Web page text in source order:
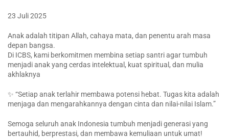
23 Juli 2025
Anak adalah titipan Allah, cahaya mata, dan penentu arah masa
depan bangsa.
Di ICBS, kami berkomitmen membina setiap santri agar tumbuh
menjadi anak yang cerdas intelektual, kuat spiritual, dan mulia
akhlaknya
✨ “Setiap anak terlahir membawa potensi hebat. Tugas kita adalah
menjaga dan mengarahkannya dengan cinta dan nilai-nilai Islam.”
Semoga seluruh anak Indonesia tumbuh menjadi generasi yang
bertauhid, berprestasi, dan membawa kemuliaan untuk umat!